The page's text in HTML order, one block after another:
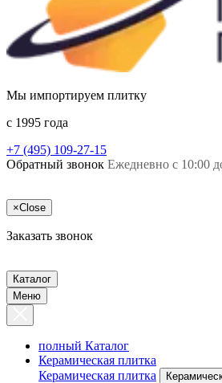
Мы импортируем плитку
c 1995 года
+7 (495) 109-27-15
Обратный звонок Ежедневно с 10:00
×Close
Заказать звонок
Каталог
Меню
полный Каталог
Керамическая плитка
Керамическая плитка